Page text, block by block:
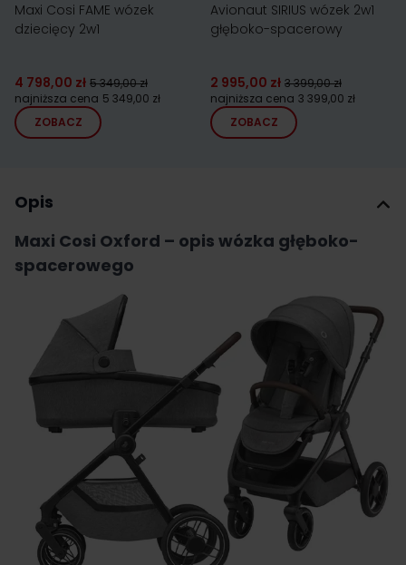
Maxi Cosi FAME wózek
dziecięcy 2w1
4 798,00 zł 5 349,00 zł
najniższa cena 5 349,00 zł
ZOBACZ
Avionaut SIRIUS wózek 2w1
głęboko-spacerowy
2 995,00 zł 3 399,00 zł
najniższa cena 3 399,00 zł
ZOBACZ
Opis
Maxi Cosi Oxford – opis wózka głęboko-
spacerowego